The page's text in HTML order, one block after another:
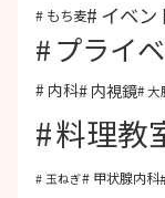
もち麦 イベン
プライ
内科 内視鏡 大
料理教
玉ねぎ 甲状腺内科